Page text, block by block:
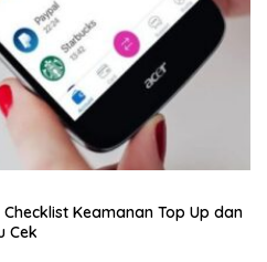
Keamanan Top Up dan
Cek